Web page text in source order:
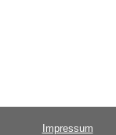
Impressum